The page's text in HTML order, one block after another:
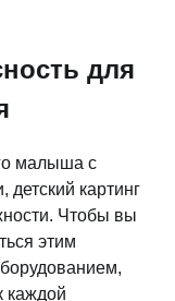
для
малыша с
картинг
Чтобы вы
этим
каждой